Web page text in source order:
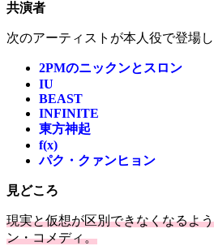
共演者
次のアーティストが本人役で登場し
2PMのニックンと スロン
IU
BEAST
INFINITE
東方神起
f(x)
パク・クァンヒョン
見どころ
現実と仮想が区別できなくなるよ
ン・コメディ。